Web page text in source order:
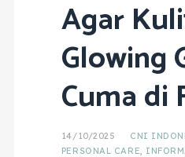
Agar
Glowing
Cuma di
14/10/2025 CNI
PERSONAL CARE